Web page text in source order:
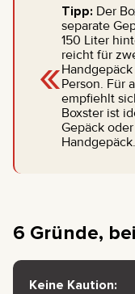
«
Tipp: Der
separate
150 Liter
reicht für
Person. Für
empfiehlt
Boxster ist
Gepäck
Handgepäck.
6 Gründe,
Keine Kaution: